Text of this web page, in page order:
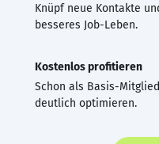
Knüpf neue Kontakte
besseres Job-Leben.
Kostenlos profitieren
Schon als Basis-
deutlich optimieren.